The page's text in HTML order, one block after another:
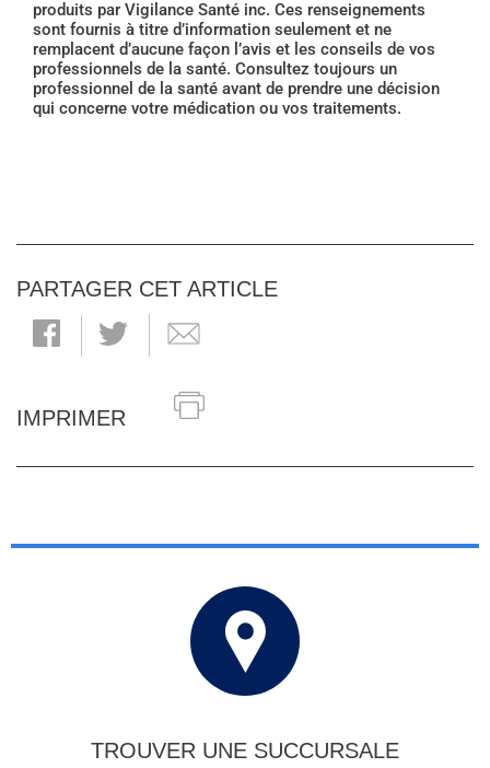
produits par Vigilance Santé inc. Ces renseignements
sont fournis à titre d’information seulement et ne
remplacent d’aucune façon l’avis et les conseils de vos
professionnels de la santé. Consultez toujours un
professionnel de la santé avant de prendre une décision
qui concerne votre médication ou vos traitements.
PARTAGER CET ARTICLE
IMPRIMER
TROUVER UNE SUCCURSALE